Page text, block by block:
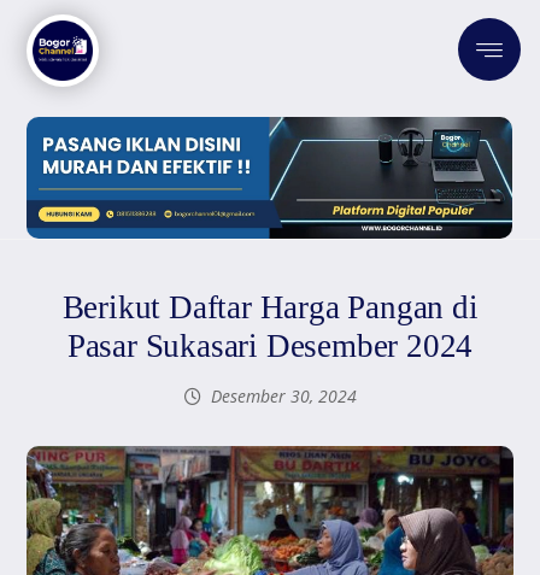
Berikut Daftar Harga Pangan di
Pasar Sukasari Desember 2024
Desember 30, 2024